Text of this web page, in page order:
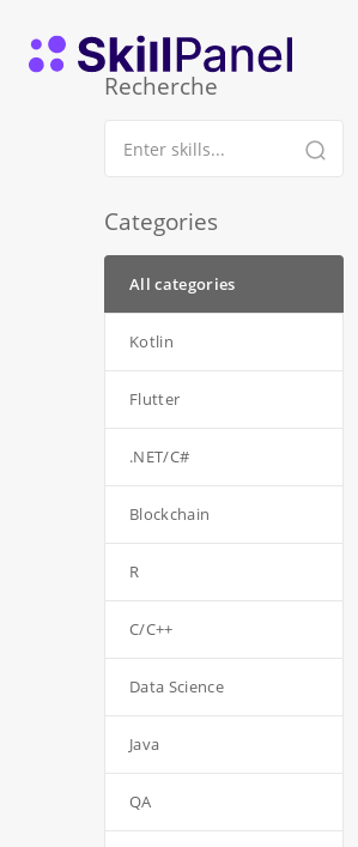
Page d'accueil de SkillPanel
Recherche
Categories
All categories
Kotlin
Flutter
.NET/C#
Blockchain
R
C/C++
Data Science
Java
QA